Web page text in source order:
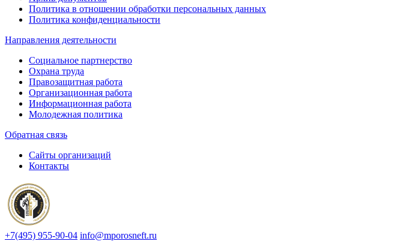
Политика в отношении обработки персональных данных
Политика конфиденциальности
Направления деятельности
Социальное партнерство
Охрана труда
Правозащитная работа
Организационная работа
Информационная работа
Молодежная политика
Обратная связь
Сайты организаций
Контакты
+7(495) 955-90-04 info@mporosneft.ru